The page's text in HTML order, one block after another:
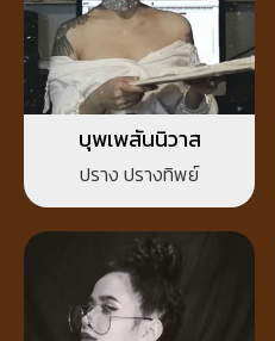
บุพเพสันนิวาส
ปราง ปรางทิพย์